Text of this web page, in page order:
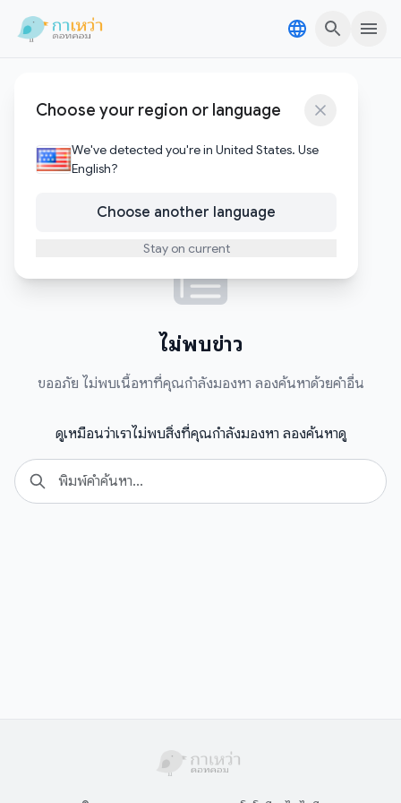
Choose your region or language
We've detected you're in United States. Use
English?
Choose another language
Stay on current
ทำงานญี่ปุ่น
บทความ
ไม่พบข่าว
ขออภัย ไม่พบเนื้อหาที่คุณกำลังมองหา ลองค้นหาด้วยคำอื่น
ดูเหมือนว่าเราไม่พบสิ่งที่คุณกำลังมองหา ลองค้นหาดู
Search
for: